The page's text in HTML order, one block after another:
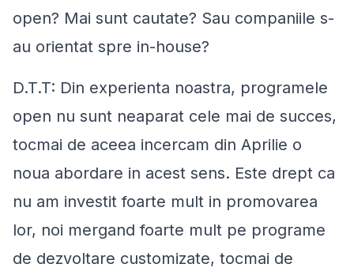
open? Mai sunt cautate? Sau companiile s-
au orientat spre in-house?
D.T.T: Din experienta noastra, programele
open nu sunt neaparat cele mai de succes,
tocmai de aceea incercam din Aprilie o
noua abordare in acest sens. Este drept ca
nu am investit foarte mult in promovarea
lor, noi mergand foarte mult pe programe
de dezvoltare customizate, tocmai de